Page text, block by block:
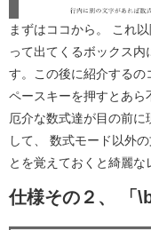
まずはココから。 これ
って出てくるボックス内
す。この後に紹介するの
ペースキーを押すとあら
厄介な数式達が目の前に
して、 数式モード以外
とを覚えておくと綺麗な
仕様その２、 「